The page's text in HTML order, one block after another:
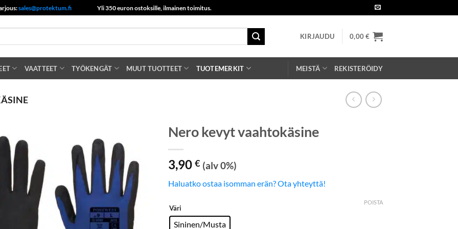
sales@protektum.fiYli 350 euron ostoksille, ilmainen toimitus.
KIRJAUDU 0,00€
VAATTEET TYÖKENGÄT MUUT TUOTTEET TUOTEMERKIT MEISTÄ REKISTERÖIDY
Nero kevyt vaahtokäsine
3,90 € (alv 0%)
Haluatko ostaa isomman erän? Ota yhteyttä!
Väri
Sininen/Musta
POISTA